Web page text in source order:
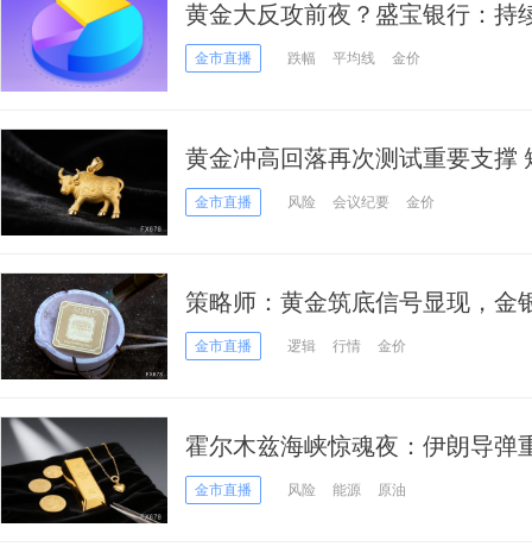
黄金大反攻前夜？盛宝银行：持
金价正在酝酿筑底
金市直播 跌幅 平均线 金价
黄金冲高回落再次测试重要支撑
金市直播 风险 会议纪要 金价
策略师：黄金筑底信号显现，金
金市直播 逻辑 行情 金价
霍尔木兹海峡惊魂夜：伊朗导弹
涨1%，金价一度跌破4130
金市直播 风险 能源 原油